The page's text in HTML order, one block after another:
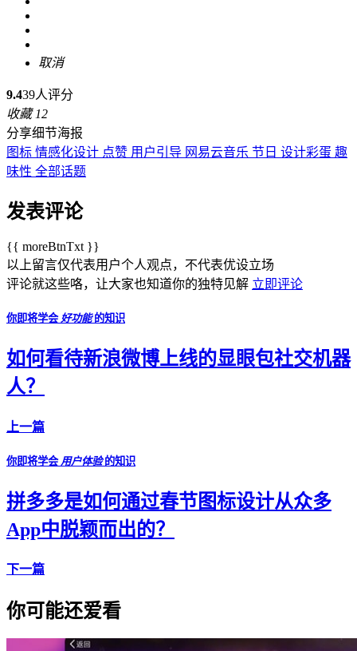
取消
9.439人评分
收藏 12
分享细节海报
图标 情感化设计 点赞 用户引导 网易云音乐 节日 设计彩蛋 趣
味性 全部话题
发表评论
{{ moreBtnTxt }}
以上留言仅代表用户个人观点，不代表优设立场
评论就这些咯，让大家也知道你的独特见解 立即评论
你即将学会好功能的知识
如何看待新浪微博上线的显眼包社交机器
人？
上一篇
你即将学会 用户体验的知识
拼多多是如何通过春节图标设计从众多
App中脱颖而出的？
下一篇
你可能还爱看